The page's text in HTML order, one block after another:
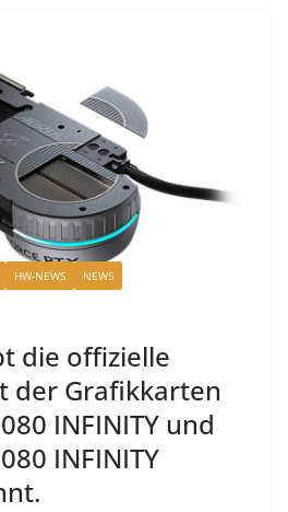
HW-NEWS NEWS
die offizielle
der Grafikkarten
INFINITY und
INFINITY